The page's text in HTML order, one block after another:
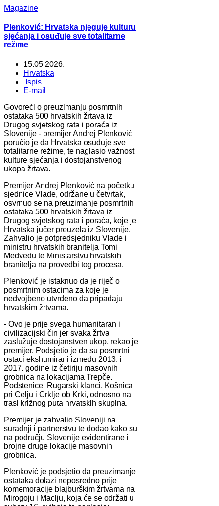
Magazine
Plenković: Hrvatska njeguje kulturu
sjećanja i osuđuje sve totalitarne
režime
15.05.2026.
Hrvatska
Ispis
E-mail
Govoreći o preuzimanju posmrtnih
ostataka 500 hrvatskih žrtava iz
Drugog svjetskog rata i poraća iz
Slovenije - premijer Andrej Plenković
poručio je da Hrvatska osuđuje sve
totalitarne režime, te naglasio važnost
kulture sjećanja i dostojanstvenog
ukopa žrtava.
Premijer Andrej Plenković na početku
sjednice Vlade, održane u četvrtak,
osvrnuo se na preuzimanje posmrtnih
ostataka 500 hrvatskih žrtava iz
Drugog svjetskog rata i poraća, koje je
Hrvatska jučer preuzela iz Slovenije.
Zahvalio je potpredsjedniku Vlade i
ministru hrvatskih branitelja Tomi
Medvedu te Ministarstvu hrvatskih
branitelja na provedbi tog procesa.
Plenković je istaknuo da je riječ o
posmrtnim ostacima za koje je
nedvojbeno utvrđeno da pripadaju
hrvatskim žrtvama.
- Ovo je prije svega humanitaran i
civilizacijski čin jer svaka žrtva
zaslužuje dostojanstven ukop, rekao je
premijer. Podsjetio je da su posmrtni
ostaci ekshumirani između 2013. i
2017. godine iz četiriju masovnih
grobnica na lokacijama Trepče,
Podstenice, Rugarski klanci, Košnica
pri Celju i Crklje ob Krki, odnosno na
trasi križnog puta hrvatskih skupina.
Premijer je zahvalio Sloveniji na
suradnji i partnerstvu te dodao kako su
na području Slovenije evidentirane i
brojne druge lokacije masovnih
grobnica.
Plenković je podsjetio da preuzimanje
ostataka dolazi neposredno prije
komemoracije blajburškim žrtvama na
Mirogoju i Maclju, koja će se održati u